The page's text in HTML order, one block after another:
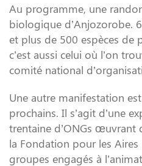
Au programme, une
biologique d’Anjozorobe.
et plus de 500 espèces de
c’est aussi celui où l’on
comité national
Une autre manifestation
prochains. Il s’agit d’une
trentaine d’ONGs œuvrant
la Fondation pour les
groupes engagés à